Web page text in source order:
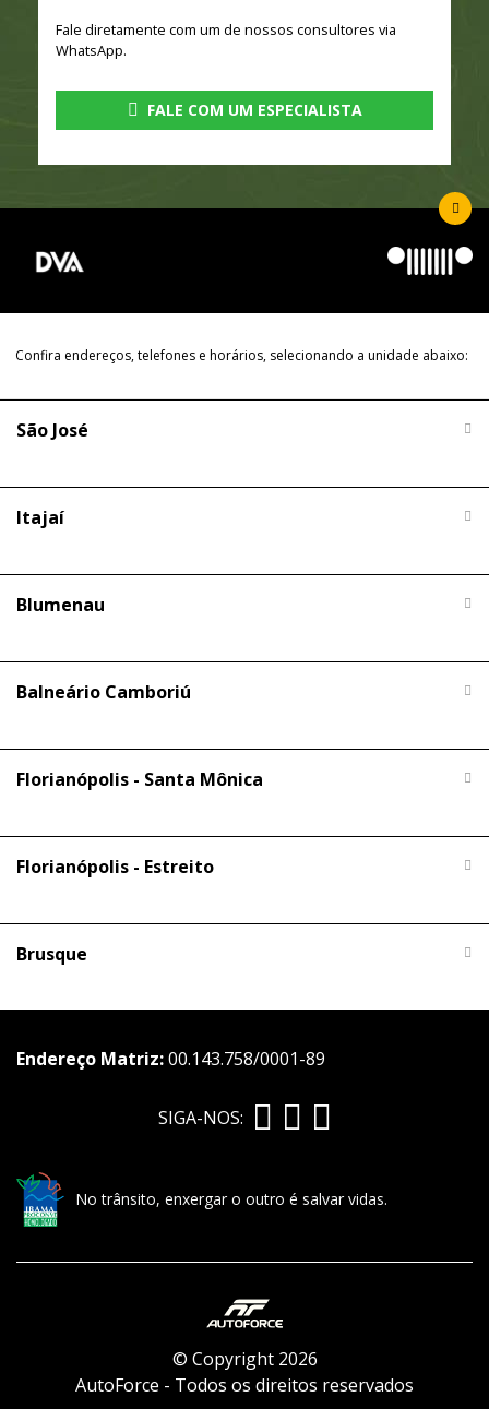
Fale diretamente com um de nossos consultores via
WhatsApp.
FALE COM UM ESPECIALISTA
Confira endereços, telefones e horários, selecionando a unidade abaixo:
São José
Itajaí
Blumenau
Balneário Camboriú
Florianópolis - Santa Mônica
Florianópolis - Estreito
Brusque
Endereço Matriz:00.143.758/0001-89
SIGA-NOS:
No trânsito, enxergar o outro é salvar vidas.
© Copyright 2026
AutoForce - Todos os direitos reservados